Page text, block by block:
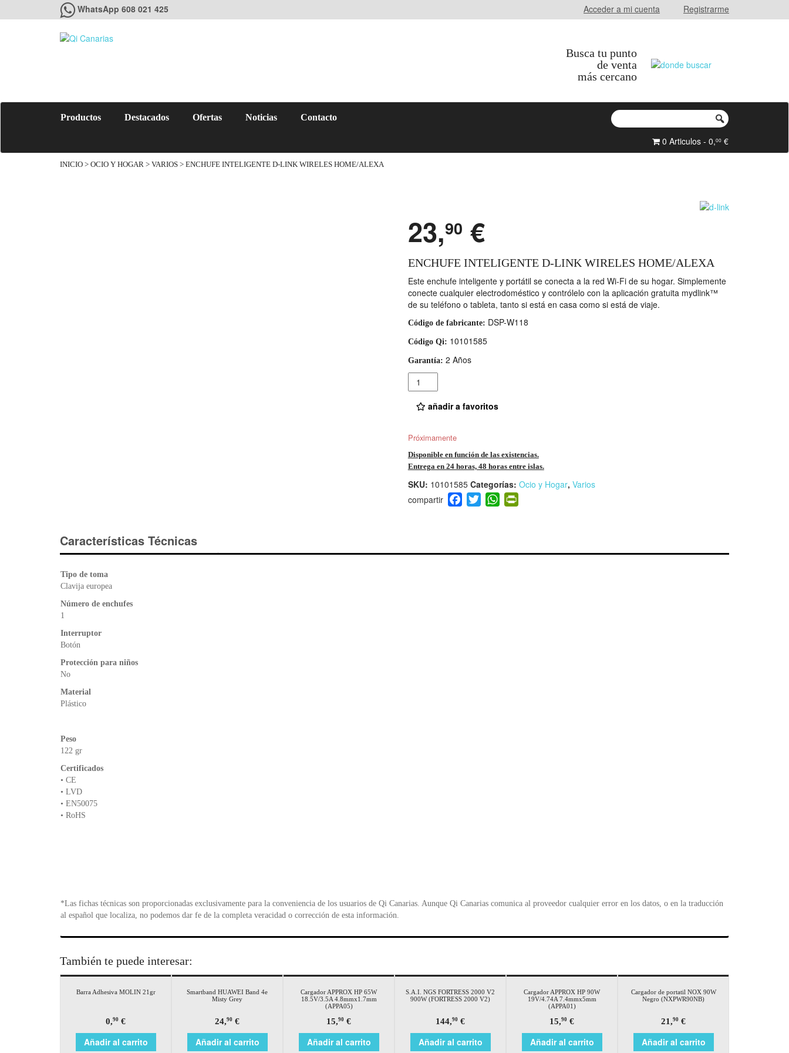
WhatsApp 608 021 425 Acceder a mi cuenta Registrarme
Busca tu punto
de venta
más cercano
Productos Destacados Ofertas Noticias Contacto
0 Articulos - 0,00 €
INICIO > OCIO Y HOGAR > VARIOS > ENCHUFE INTELIGENTE D-LINK WIRELES HOME/ALEXA
23,90 €
ENCHUFE INTELIGENTE D-LINK WIRELES HOME/ALEXA
Este enchufe inteligente y portátil se conecta a la red Wi‑Fi de su hogar. Simplemente
conecte cualquier electrodoméstico y contrólelo con la aplicación gratuita mydlink™
de su teléfono o tableta, tanto si está en casa como si está de viaje.
Código de fabricante: DSP-W118
Código Qi: 10101585
Garantía: 2 Años
Cantidad
añadir a favoritos
Próximamente
Disponible en función de las existencias.
Entrega en 24 horas, 48 horas entre islas.
SKU: 10101585 Categorías: Ocio y Hogar, Varios
F
a
b
T
wi
W
h
A
Pr
in
e
Características Técnicas
Tipo de toma
Clavija europea
Número de enchufes
1
Interruptor
Botón
Protección para niños
No
Material
Plástico
Peso
122 gr
Certificados
• CE
• LVD
• EN50075
• RoHS
*Las fichas técnicas son proporcionadas exclusivamente para la conveniencia de los usuarios de Qi Canarias. Aunque Qi Canarias comunica al proveedor cualquier error en los datos, o en la traducción
al español que localiza, no podemos dar fe de la completa veracidad o corrección de esta información.
También te puede interesar:
Barra Adhesiva MOLIN 21gr
0,90 €
Añadir al carrito
Smartband HUAWEI Band 4e
Misty Grey
24,90 €
Añadir al carrito
Cargador APPROX HP 65W
18.5V/3.5A 4.8mmx1.7mm
(APPA05)
15,90 €
Añadir al carrito
S.A.I. NGS FORTRESS 2000 V2
900W (FORTRESS 2000 V2)
144,90 €
Añadir al carrito
Cargador APPROX HP 90W
19V/4.74A 7.4mmx5mm
(APPA01)
15,90 €
Añadir al carrito
Cargador de portatil NOX 90W
Negro (NXPWR90NB)
21,90 €
Añadir al carrito